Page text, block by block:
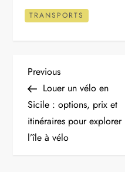
TRANSPORTS
N
a
v
Previous
Post
Previous
Louer un vélo en
Sicile : options, prix et
itinéraires pour explorer
l’île à vélo